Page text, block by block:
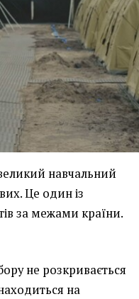
навчальний
Це один із
за межами країни.
не розкривається
на